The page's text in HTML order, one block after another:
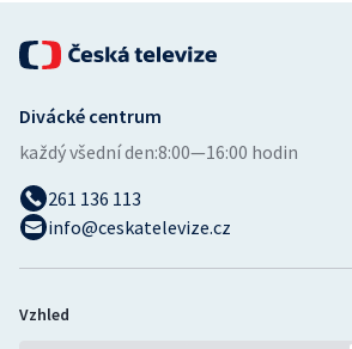
Divácké centrum
každý všední den:8:00—16:00 hodin
261 136 113
info@ceskatelevize.cz
Vzhled